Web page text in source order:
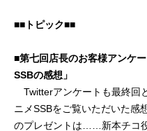
■■トピック■■
■第七回店長のお客様アンケ
SSBの感想」
Twitterアンケートも最終回
ニメSSBをご覧いただいた感
のプレゼントは……新本チコ